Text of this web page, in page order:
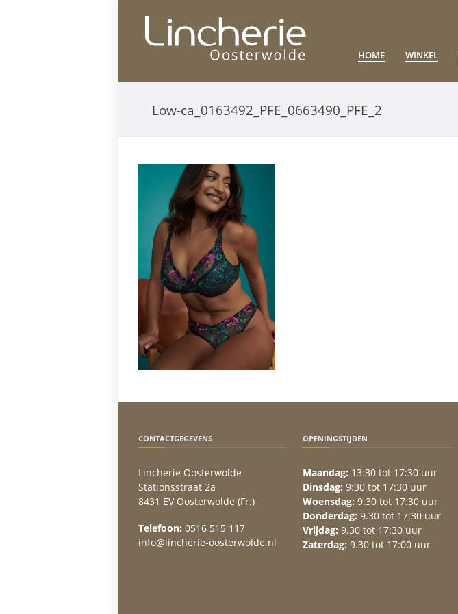
HOME WINKEL
Low-ca_0163492_PFE_0663490_PFE_2
CONTACTGEGEVENS
Lincherie Oosterwolde
Stationsstraat 2a
8431 EV Oosterwolde (Fr.)
Telefoon: 0516 515 117
info@lincherie-oosterwolde.nl
OPENINGSTIJDEN
Maandag: 13:30 tot 17:30 uur
Dinsdag: 9:30 tot 17:30 uur
Woensdag: 9:30 tot 17:30 uur
Donderdag: 9.30 tot 17:30 uur
Vrijdag: 9.30 tot 17:30 uur
Zaterdag: 9.30 tot 17:00 uur